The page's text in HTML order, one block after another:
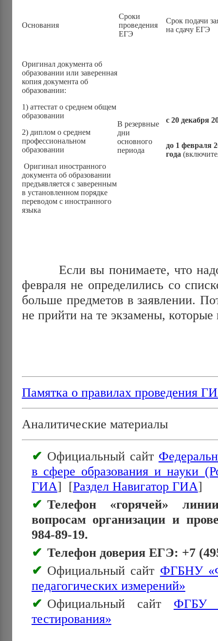
Основания
Сроки
проведения
ЕГЭ
Срок подачи
на сдачу ЕГЭ
Оригинал документа об
образовании или заверенная
копия документа об
образовании:
1) аттестат о среднем общем
образовании
2) диплом о среднем
профессиональном
образовании
Оригинал иностранного
документа об образовании
предъявляется с заверенным
в установленном порядке
переводом с иностранного
языка
В резервные
дни
основного
периода
с 20 декабря
до 1 февраля
года
Если вы понимаете, что надо
февраля не определились со
больше предметов в заявлении.
не прийти на те экзамены,
Памятка о правилах проведения
Аналитические материалы
Официальный сайт
в сфере образования и науки
ГИА] [Раздел Навигатор ГИА]
Телефон «горячей»
вопросам организации и
984-89-19.
Телефон доверия ЕГЭ: +7
Официальный сайт ФГБНУ
педагогических измерений»
Официальный сайт ФГБУ
тестирования»